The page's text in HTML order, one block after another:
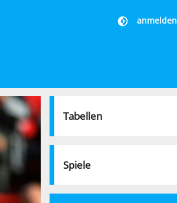
anmelden
Tabellen
Spiele